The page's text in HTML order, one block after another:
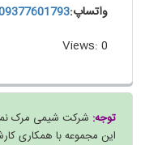
واتساپ:
Views: 0
توجه: شرکت شیمی مرک
این مجموعه با همکاری